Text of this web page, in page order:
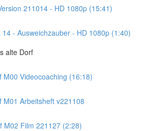
211014 - HD 1080p (15:41)
14 - Ausweichzauber - HD 1080p (1:40)
alte Dorf
M00 Videocoaching (16:18)
M01 Arbeitsheft v221108
M02 Film 221127 (2:28)